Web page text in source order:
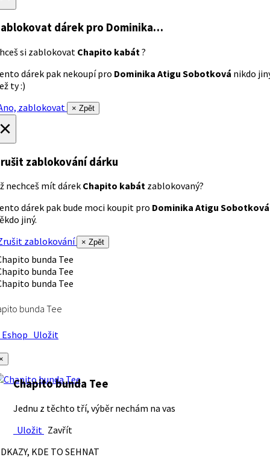
dárek pro Dominika…
si zablokovat Chapito kabát ?
dárek pak nekoupí pro Dominika Atigu Sobotková nikdo
ty :)
zablokovat
× Zpět
zablokování dárku
nechceš mít dárek Chapito kabát zablokovaný?
dárek pak bude moci koupit pro Dominika Atigu Sobotková
jiný.
zablokování
× Zpět
bunda Tee
Uložit
Chapito bunda Tee
Jednu z těchto tří, výběr nechám na vas
Uložit Zavřít
KDE TO SEHNAT